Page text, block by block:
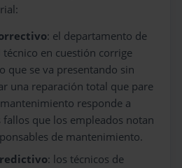
: el departamento de
en cuestión corrige
que se va presentando sin
una reparación total que pare
responde a
que los empleados notan
de mantenimiento.
: los técnicos de